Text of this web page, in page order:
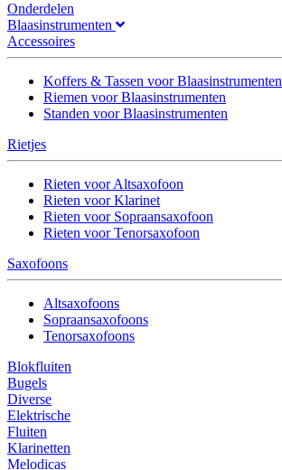
Onderdelen
Blaasinstrumenten
Accessoires
Koffers & Tassen voor Blaasinstrumenten
Riemen voor Blaasinstrumenten
Standen voor Blaasinstrumenten
Rietjes
Rieten voor Altsaxofoon
Rieten voor Klarinet
Rieten voor Sopraansaxofoon
Rieten voor Tenorsaxofoon
Saxofoons
Altsaxofoons
Sopraansaxofoons
Tenorsaxofoons
Blokfluiten
Bugels
Diverse
Elektrische
Fluiten
Klarinetten
Melodicas